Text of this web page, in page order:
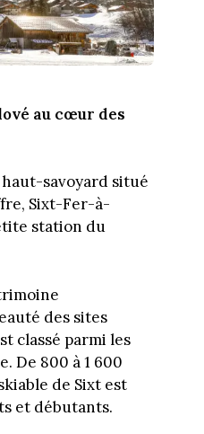
au cœur des
savoyard situé
Sixt-Fer-à-
station du
des sites
classé parmi les
De 800 à 1 600
de Sixt est
et débutants.